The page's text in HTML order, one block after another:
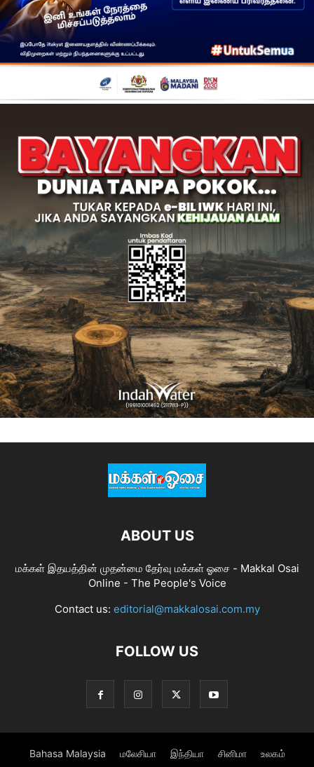
ABOUT US
மக்கள் இதயத்தின் முதன்மை தேர்வு மக்கள் ஓசை - Makkal Osai
Online - The People's Voice
Contact us: editorial@makkalosai.com.my
FOLLOW US
Bahasa Malaysia மலேசியா இந்தியா சினிமா உலகம்